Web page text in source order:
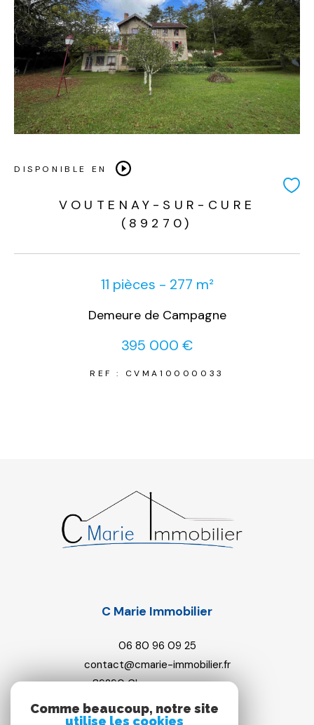
DISPONIBLE EN
VOUTENAY-SUR-CURE
(89270)
11 pièces - 277 m²
Demeure de Campagne
395 000 €
REF : CVMA10000033
C Marie Immobilier
06 80 96 09 25
contact@cmarie-immobilier.fr
89290 champs-sur-yonne
Comme beaucoup, notre site
utilise les cookies